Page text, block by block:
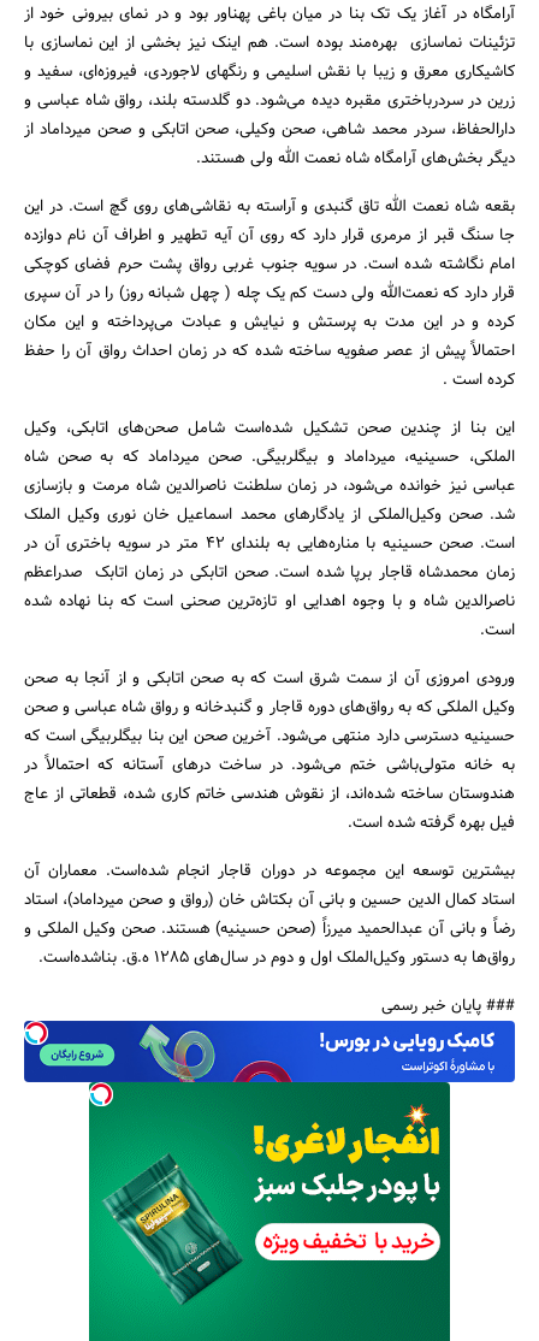
جستجو
آرامگاه در آغاز یک تک بنا در میان باغی پهناور بود و در نمای بیرونی خود از
تزئینات نماسازی بهره‌مند بوده است. هم اینک نیز بخشی از این نماسازی با
کاشیکاری معرق و زیبا با نقش اسلیمی و رنگهای لاجوردی، فیروزه‌ای، سفید و
زرین در سردرباختری مقبره دیده می‌شود. دو گلدسته بلند، رواق شاه عباسی و
دارالحفاظ، سردر محمد شاهی، صحن وکیلی، صحن اتابکی و صحن میرداماد از
دیگر بخش‌های آرامگاه شاه نعمت الله ولی هستند.
بقعه شاه نعمت الله تاق گنبدی و آراسته به نقاشی‌های روی گچ است. در این
جا سنگ قبر از مرمری قرار دارد که روی آن آیه تطهیر و اطراف آن نام دوازده
امام نگاشته شده است. در سویه جنوب غربی رواق پشت حرم فضای کوچکی
قرار دارد که نعمت‌الله ولی دست کم یک چله ( چهل شبانه روز) را در آن سپری
کرده و در این مدت به پرستش و نیایش و عبادت می‌پرداخته و این مکان
احتمالاً پیش از عصر صفویه ساخته شده که در زمان احداث رواق آن را حفظ
کرده است .
این بنا از چندین صحن تشکیل شده‌است شامل صحن‌های اتابکی، وکیل
الملکی، حسینیه، میرداماد و بیگلربیگی. صحن میرداماد که به صحن شاه
عباسی نیز خوانده می‌شود، در زمان سلطنت ناصرالدین شاه مرمت و بازسازی
شد. صحن وکیل‌الملکی از یادگارهای محمد اسماعیل خان نوری وکیل الملک
است. صحن حسینیه با مناره‌هایی به بلندای 42 متر در سویه باختری آن در
زمان محمدشاه قاجار برپا شده است. صحن اتابکی در زمان اتابک صدراعظم
ناصرالدین شاه و با وجوه اهدایی او تازه‌ترین صحنی است که بنا نهاده شده
است.
ورودی امروزی آن از سمت شرق است که به صحن اتابکی و از آنجا به صحن
وکیل الملکی که به رواق‌های دوره قاجار و گنبدخانه و رواق شاه عباسی و صحن
حسینیه دسترسی دارد منتهی می‌شود. آخرین صحن این بنا بیگلربیگی است که
به خانه متولی‌باشی ختم می‌شود. در ساخت درهای آستانه که احتمالاً در
هندوستان ساخته شده‌اند، از نقوش هندسی خاتم کاری شده، قطعاتی از عاج
فیل بهره گرفته شده است.
بیشترین توسعه این مجموعه در دوران قاجار انجام شده‌است. معماران آن
استاد کمال الدین حسین و بانی آن بکتاش خان (رواق و صحن میرداماد)، استاد
رضاً و بانی آن عبدالحمید میرزاً (صحن حسینیه) هستند. صحن وکیل الملکی و
رواق‌ها به دستور وکیل‌الملک اول و دوم در سال‌های 1285 ه.ق. بناشده‌است.
### پایان خبر رسمی